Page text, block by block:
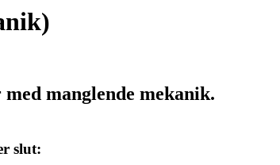
manglende mekanik.
slut: